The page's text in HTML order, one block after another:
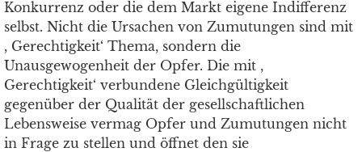
Konkurrenz oder die dem Markt eigene Indifferenz
selbst. Nicht die Ursachen von Zumutungen sind mit
, Gerechtigkeit‘ Thema, sondern die
Unausgewogenheit der Opfer. Die mit ,
Gerechtigkeit‘ verbundene Gleichgültigkeit
gegenüber der Qualität der gesellschaftlichen
Lebensweise vermag Opfer und Zumutungen nicht
in Frage zu stellen und öffnet den sie